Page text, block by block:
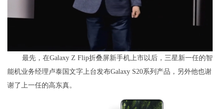
最先，在Galaxy Z Flip折叠屏新手机上市以后，三星新一任的智
能机业务经理卢泰国文字上台发布Galaxy S20系列产品，另外他也谢
谢了上一任的高东真。